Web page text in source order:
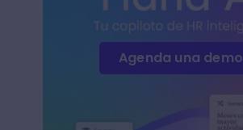
Agenda una demo